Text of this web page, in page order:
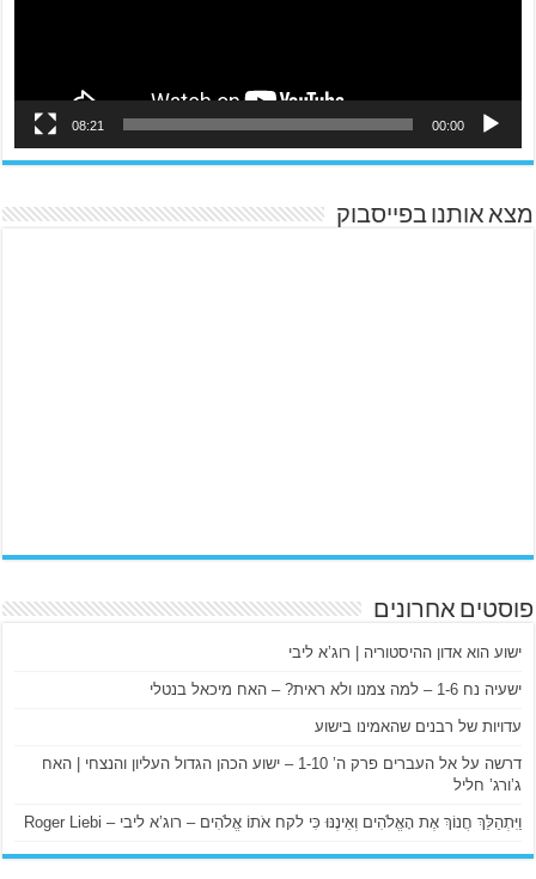
00:00
08:21
מצא אותנו בפייסבוק
פוסטים אחרונים
ישוע הוא אדון ההיסטוריה | רוג’א ליבי
ישעיה נח 1-6 – למה צמנו ולא ראית? – האח מיכאל בנטלי
עדויות של רבנים שהאמינו בישוע
דרשה על אל העברים פרק ה’ 1-10 – ישוע הכהן הגדול העליון והנצחי | האח
ג’ורג’ חליל
וַיִּתְהַלֵּךְ חֲנוֹךְ אֶת הָאֱלֹהִים וְאֵינֶנּוּ כִּי לקח אֹתוֹ אֱלֹהִים – רוג’א ליבי – Roger Liebi